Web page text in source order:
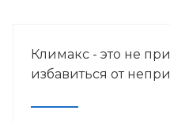
Климакс - это не
избавиться от